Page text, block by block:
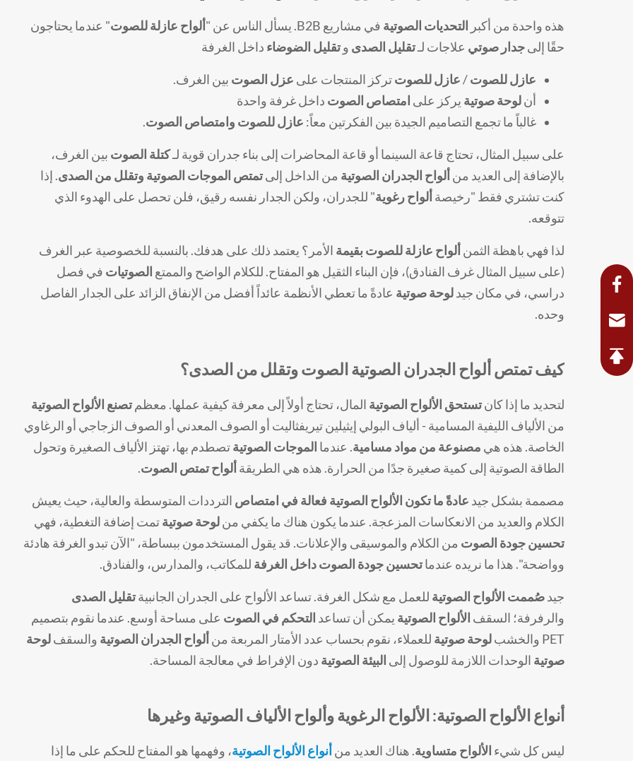
هذه واحدة من أكبر التحديات الصوتية في مشاريع B2B. يسأل الناس عن " ألواح عازلة للصوت" عندما يحتاجون
حقًا إلى جدار صوتي علاجات لـتقليل الصدى و تقليل الضوضاء داخل الغرفة
عازل للصوت / عازل للصوت تركز المنتجات على عزل الصوت بين الغرف.
أن لوحة صوتية يركز على امتصاص الصوت داخل غرفة واحدة
غالباً ما تجمع التصاميم الجيدة بين الفكرتين معاً: عازل للصوت وامتصاص الصوت.
على سبيل المثال، تحتاج قاعة السينما أو قاعة المحاضرات إلى بناء جدران قوية لـكتلة الصوت بين الغرف،
بالإضافة إلى العديد من ألواح الجدران الصوتية من الداخل إلى تمتص الموجات الصوتية وتقلل من الصدى. إذا
كنت تشتري فقط "رخيصة ألواح رغوية" للجدران، ولكن الجدار نفسه رقيق، فلن تحصل على الهدوء الذي
تتوقعه.
لذا فهي باهظة الثمن ألواح عازلة للصوت بقيمة الأمر؟ يعتمد ذلك على هدفك. بالنسبة للخصوصية عبر الغرف
(على سبيل المثال غرف الفنادق)، فإن البناء الثقيل هو المفتاح. للكلام الواضح والممتع الصوتيات في فصل
دراسي، في مكان جيد لوحة صوتية عادةً ما تعطي الأنظمة عائداً أفضل من الإنفاق الزائد على الجدار الفاصل
وحده.
كيف تمتص ألواح الجدران الصوتية الصوت وتقلل من الصدى؟
لتحديد ما إذا كان تستحق الألواح الصوتية المال، تحتاج أولاً إلى معرفة كيفية عملها. معظم تصنع الألواح الصوتية
من الألياف الليفية المسامية - ألياف البولي إيثيلين تيريفثاليت أو الصوف المعدني أو الصوف الزجاجي أو الرغاوي
الخاصة. هذه هي مصنوعة من مواد مسامية. عندما الموجات الصوتية تصطدم بها، تهتز الألياف الصغيرة وتحول
الطاقة الصوتية إلى كمية صغيرة جدًا من الحرارة. هذه هي الطريقة ألواح تمتص الصوت.
مصممة بشكل جيد عادةً ما تكون الألواح الصوتية فعالة في امتصاص الترددات المتوسطة والعالية، حيث يعيش
الكلام والعديد من الانعكاسات المزعجة. عندما يكون هناك ما يكفي من لوحة صوتية تمت إضافة التغطية، فهي
تحسين جودة الصوت من الكلام والموسيقى والإعلانات. قد يقول المستخدمون ببساطة، "الآن تبدو الغرفة هادئة
وواضحة". هذا ما نريده عندما تحسين جودة الصوت داخل الغرفة للمكاتب، والمدارس، والفنادق.
جيد صُممت الألواح الصوتية للعمل مع شكل الغرفة. تساعد الألواح على الجدران الجانبية تقليل الصدى
والرفرفة؛ السقف الألواح الصوتية يمكن أن تساعد التحكم في الصوت على مساحة أوسع. عندما نقوم بتصميم
PET والخشب
لوحة صوتية للعملاء، نقوم بحساب عدد الأمتار المربعة من ألواح الجدران الصوتية والسقف لوحة
صوتية الوحدات اللازمة للوصول إلى البيئة الصوتية دون الإفراط في معالجة المساحة.
أنواع الألواح الصوتية: الألواح الرغوية وألواح الألياف الصوتية وغيرها
ليس كل شيء الألواح متساوية. هناك العديد من أنواع الألواح الصوتية، وفهمها هو المفتاح للحكم على ما إذا